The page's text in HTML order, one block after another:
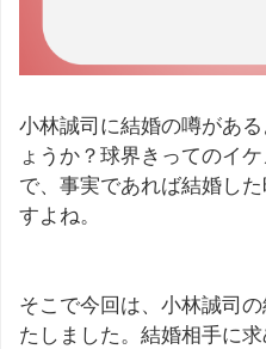
小林誠司に結婚の噂があ
ょうか？球界きってのイ
で、事実であれば結婚し
すよね。
そこで今回は、小林誠司
たしました。結婚相手に